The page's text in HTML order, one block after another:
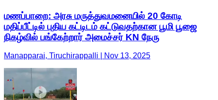
மணப்பாறை: அரசு மருத்துவமனையில் 20 கோடி
மதிப்பீட்டில் புதிய கட்டிடம் கட்டுவதற்கான பூமி பூஜை
நிகழ்வில் பங்கேற்றார் அமைச்சர் KN நேரு
Manapparai, Tiruchirappalli | Nov 13, 2025